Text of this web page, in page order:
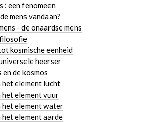
: een fenomeen
mens vandaan?
- de onaardse mens
kosmische eenheid
heerser
en de kosmos
het element lucht
het element vuur
het element water
het element aarde